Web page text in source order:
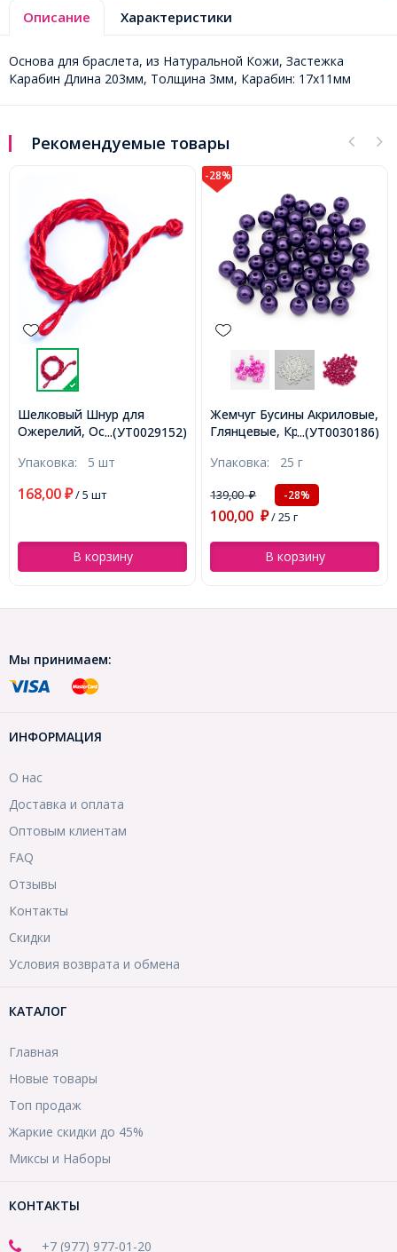
Описание Характеристики
Основа для браслета, из Натуральной Кожи, Застежка
Карабин Длина 203мм, Толщина 3мм, Карабин: 17х11мм
Рекомендуемые товары
...(УТ0030186)
Жемчуг Бусины Акриловые,
Глянцевые, Круглые, Цвет:
Отв-тие 1.5мм, около
Упаковка: 25 г
139,00₽ -28%
В корзину
-32%
...(УТ0030194)
Жемчуг Бусины Акриловые,
Глянцевые, Круглые, Цвет:
6мм, Отв-тие 1.5мм, около
230шт/25г, (УТ0030194)
Упаковка: 25 г
122,00₽ -32%
83,00 ₽ / 25 г
В корзину
Мы принимаем:
ИНФОРМАЦИЯ
О нас
Доставка и оплата
Оптовым клиентам
FAQ
Отзывы
Контакты
Скидки
Условия возврата и обмена
КАТАЛОГ
Главная
Новые товары
Топ продаж
Жаркие скидки до 45%
Миксы и Наборы
КОНТАКТЫ
+7 (977) 977-01-20